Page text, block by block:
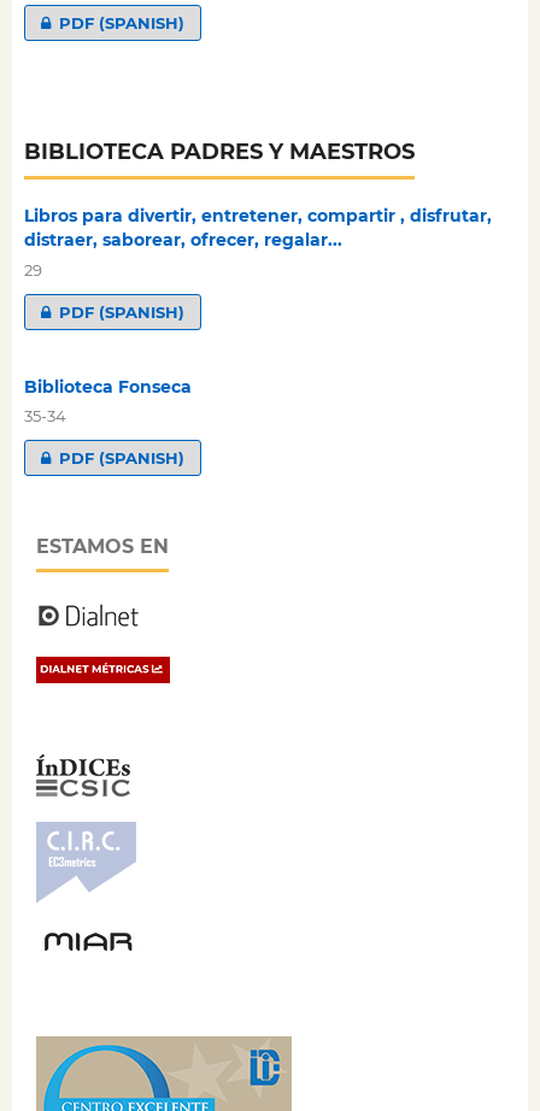
PDF (SPANISH)
BIBLIOTECA PADRES Y MAESTROS
Libros para divertir, entretener, compartir , disfrutar,
distraer, saborear, ofrecer, regalar...
29
PDF (SPANISH)
Biblioteca Fonseca
35-34
PDF (SPANISH)
ESTAMOS EN